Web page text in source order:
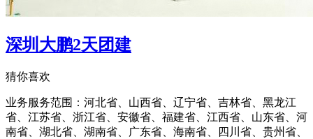
深圳大鹏2天团建
猜你喜欢
业务服务范围：河北省、山西省、辽宁省、吉林省、黑龙江
省、江苏省、浙江省、安徽省、福建省、江西省、山东省、河
南省、湖北省、湖南省、广东省、海南省、四川省、贵州省、